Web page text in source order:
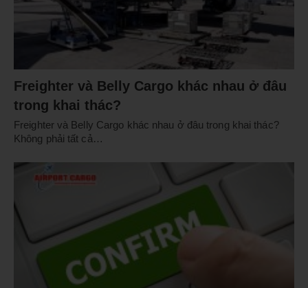
Freighter và Belly Cargo khác nhau ở đâu
trong khai thác?
Freighter và Belly Cargo khác nhau ở đâu trong khai thác?
Không phải tất cả…